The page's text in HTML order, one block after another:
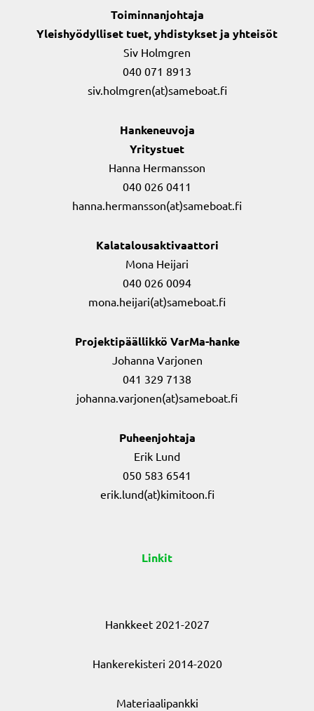
Toiminnanjohtaja
Yleishyödylliset tuet, yhdistykset ja yhteisöt
Siv Holmgren
040 071 8913
siv.holmgren(at)sameboat.fi
Hankeneuvoja
Yritystuet
Hanna Hermansson
040 026 0411
hanna.hermansson(at)sameboat.fi
Kalatalousaktivaattori
Mona Heijari
040 026 0094
mona.heijari(at)sameboat.fi
Projektipäällikkö VarMa-hanke
Johanna Varjonen
041 329 7138
johanna.varjonen(at)sameboat.fi
Puheenjohtaja
Erik Lund
050 583 6541
erik.lund(at)kimitoon.fi
Linkit
Hankkeet 2021-2027
Hankerekisteri 2014-2020
Materiaalipankki